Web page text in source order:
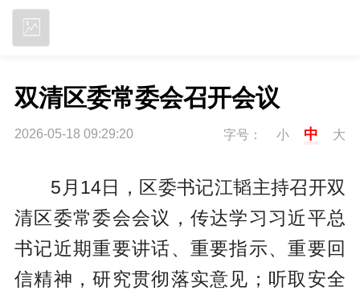
双清区委常委会召开会议
2026-05-18 09:29:20 字号： 小 中 大
5月14日，区委书记江韬主持召开双
清区委常委会会议，传达学习习近平总
书记近期重要讲话、重要指示、重要回
信精神，研究贯彻落实意见；听取安全